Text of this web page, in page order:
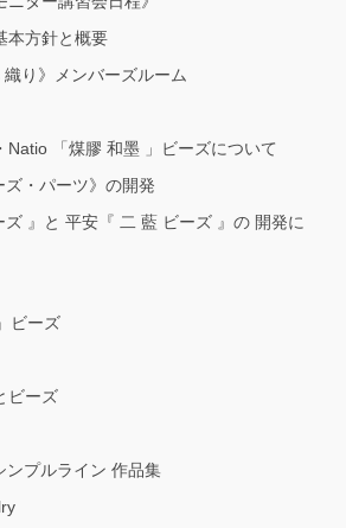
本方針と概要
織り》メンバーズルーム
Natio 「煤膠 和墨 」ビーズについて
・パーツ》の開発
』と 平安『 二 藍 ビーズ 』の 開発に
ビーズ
ビーズ
ンプルライン 作品集